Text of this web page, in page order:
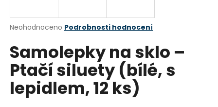
Průměrné
produktu
je
0,0
5
hvězdiček.
Neohodnoceno Podrobnosti hodnocení
Samolepky na sklo –
Ptačí siluety (bílé, s
lepidlem, 12 ks)
j
t
?